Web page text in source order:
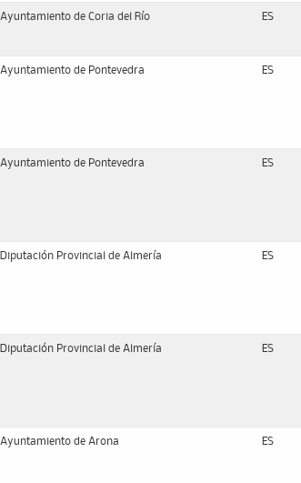
Ayuntamiento de Coria del Río ES
Ayuntamiento de Pontevedra ES
Ayuntamiento de Pontevedra ES
Diputación Provincial de Almería ES
Diputación Provincial de Almería ES
Ayuntamiento de Arona ES